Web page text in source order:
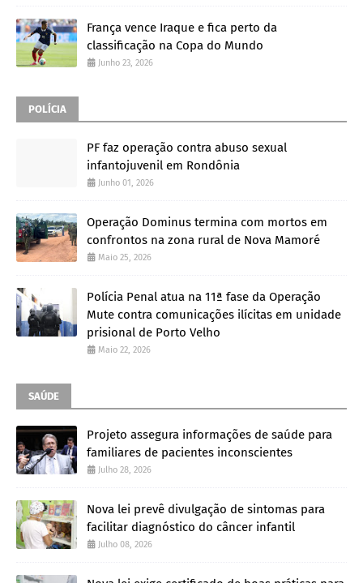
França vence Iraque e fica perto da
classificação na Copa do Mundo
Junho 23, 2026
POLÍCIA
PF faz operação contra abuso sexual
infantojuvenil em Rondônia
Junho 01, 2026
Operação Dominus termina com mortos em
confrontos na zona rural de Nova Mamoré
Maio 25, 2026
Polícia Penal atua na 11ª fase da Operação
Mute contra comunicações ilícitas em unidade
prisional de Porto Velho
Maio 22, 2026
SAÚDE
Projeto assegura informações de saúde para
familiares de pacientes inconscientes
Julho 28, 2026
Nova lei prevê divulgação de sintomas para
facilitar diagnóstico do câncer infantil
Julho 08, 2026